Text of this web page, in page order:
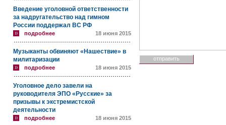
Введение уголовной ответственности
за надругательство над гимном
России поддержал ВС РФ
подробнее 18 июня 2015
Музыканты обвиняют «Нашествие» в
милитаризации
подробнее 18 июня 2015
Уголовное дело завели на
руководителя ЭПО «Русские» за
призывы к экстремистской
деятельности
подробнее 18 июня 2015